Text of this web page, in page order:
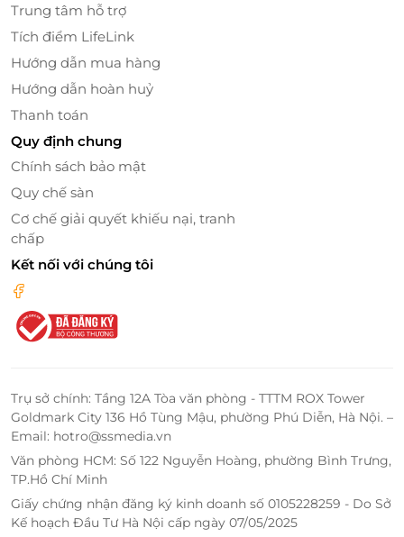
Thử Sức Với Các Hoạt Động Nghệ Thuật & Ẩm
Thực
Tại Sunshine Farm, bạn không chỉ vui chơi mà còn có
thể tham gia vào các hoạt động sáng tạo và thưởng
thức ẩm thực đồng quê:
Gói bánh lá chuối, làm bánh phục linh, làm bánh
pizza: Tham gia vào các lớp học làm bánh và tự
tay tạo ra những món ăn ngon miệng.
Trang trí nhánh mai đào, làm bao lì xì thư pháp:
Được thử sức với các hoạt động thủ công truyền
thống, sáng tạo ra những món quà độc đáo.
hương vị đậm đà khó quên. Khách có thể đặt
món riêng theo yêu cầu.
Trung tâm hỗ trợ
Tích điểm LifeLink
Hướng dẫn mua hàng
Hướng dẫn hoàn huỷ
Thanh toán
Quy định chung
Chính sách bảo mật
Quy chế sàn
Cơ chế giải quyết khiếu nại, tranh
chấp
Kết nối với chúng tôi
Trụ sở chính: Tầng 12A Tòa văn phòng - TTTM ROX Tower
Goldmark City 136 Hồ Tùng Mậu, phường Phú Diễn, Hà Nội. –
Email: hotro@ssmedia.vn
Văn phòng HCM: Số 122 Nguyễn Hoàng, phường Bình Trưng,
TP.Hồ Chí Minh
Giấy chứng nhận đăng ký kinh doanh số 0105228259 - Do Sở
Kế hoạch Đầu Tư Hà Nội cấp ngày 07/05/2025